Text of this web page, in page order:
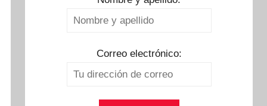
Correo electrónico: